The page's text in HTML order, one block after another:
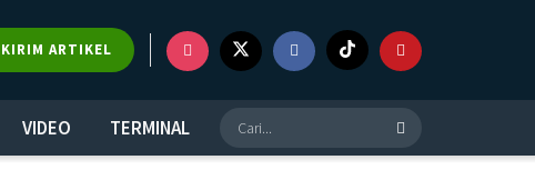
KIRIM ARTIKEL
VIDEO TERMINAL